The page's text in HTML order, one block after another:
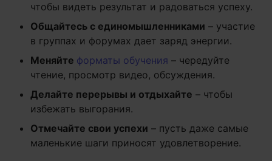
чтобы видеть результат и радоваться успеху.
Общайтесь с единомышленниками – участие
в группах и форумах дает заряд энергии.
Меняйте форматы обучения – чередуйте
чтение, просмотр видео, обсуждения.
Делайте перерывы и отдыхайте – чтобы
избежать выгорания.
Отмечайте свои успехи – пусть даже самые
маленькие шаги приносят удовлетворение.